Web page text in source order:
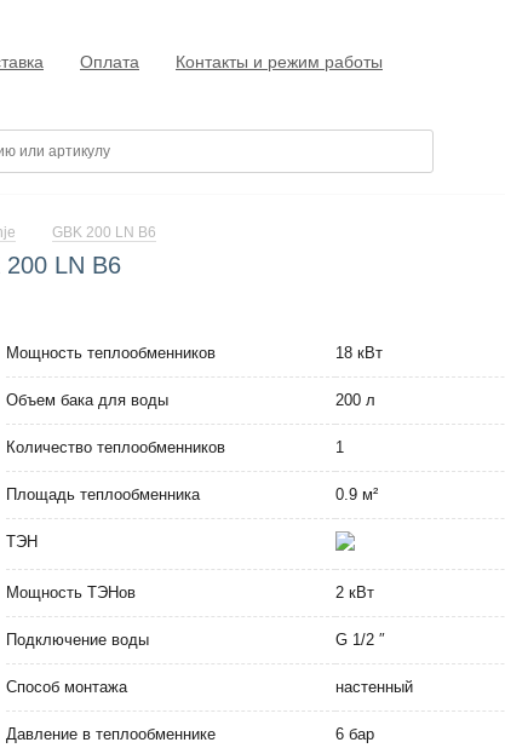
Оплата Контакты и режим работы
GBK 200 LN B6
200 LN B6
Мощность теплообменников 18 кВт
Объем бака для воды 200 л
Количество теплообменников 1
Площадь теплообменника 0.9 м²
ТЭН
Мощность ТЭНов 2 кВт
Подключение воды G 1/2 ″
Способ монтажа настенный
Давление в теплообменнике 6 бар